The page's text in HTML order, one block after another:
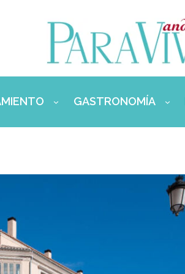
GASTRONOMÍA